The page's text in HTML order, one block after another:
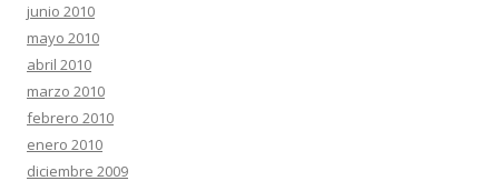
junio 2010
mayo 2010
abril 2010
marzo 2010
febrero 2010
enero 2010
diciembre 2009